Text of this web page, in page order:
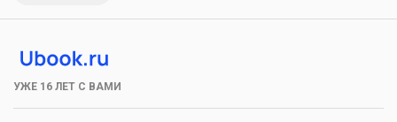
УЖЕ 16 ЛЕТ С ВАМИ